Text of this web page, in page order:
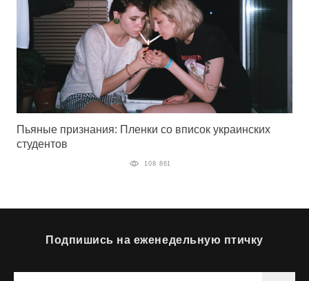
Пьяные признания: Пленки со вписок украинских
студентов
108 861
Подпишись на еженедельную птичку